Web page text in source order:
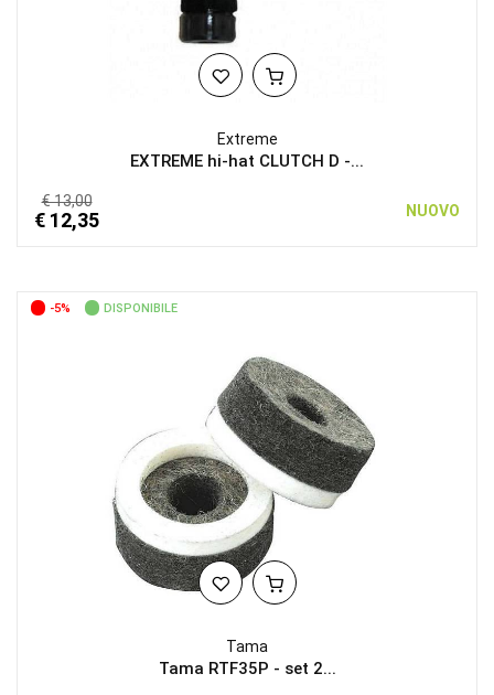
Extreme
EXTREME hi-hat CLUTCH D -...
€ 13,00
€ 12,35 NUOVO
-5% DISPONIBILE
Tama
Tama RTF35P - set 2...